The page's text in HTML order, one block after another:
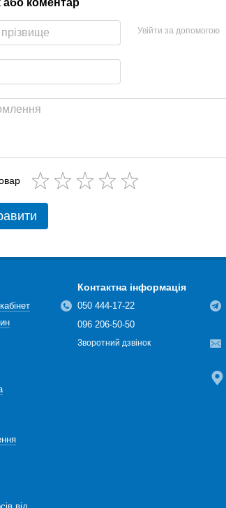
або коментар
Увійти за допомогою
Контактна інформація
050 444-17-22
096 206-50-50
Зворотний дзвінок